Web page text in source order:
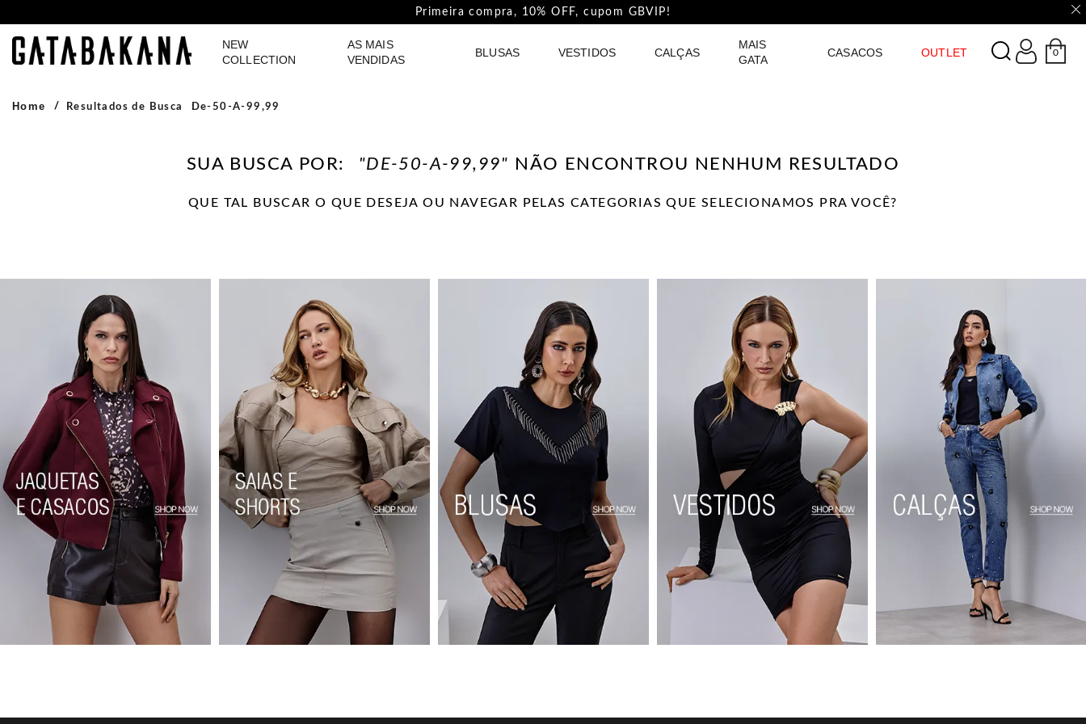
Primeira compra, 10% OFF, cupom GBVIP!
NEW
COLLECTION
AS MAIS
VENDIDAS
BLUSAS VESTIDOS CALÇAS
MAIS
GATA
CASACOS OUTLET
GATABAKANA 0
Home Resultados de Busca De-50-A-99,99
SUA BUSCA POR: "DE-50-A-99,99" NÃO ENCONTROU NENHUM RESULTADO
QUE TAL BUSCAR O QUE DESEJA OU NAVEGAR PELAS CATEGORIAS QUE SELECIONAMOS PRA VOCÊ?